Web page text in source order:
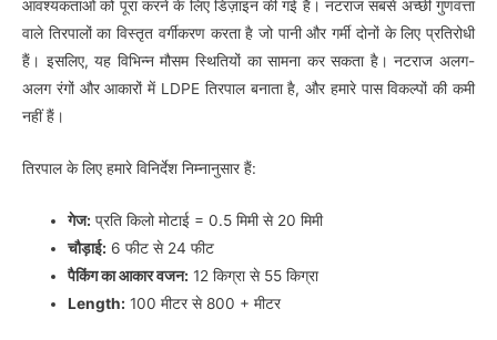
आवश्यकताओं को पूरा करने के लिए डिज़ाइन की गई हैं। नटराज सबसे अच्छी गुणवत्ता
वाले तिरपालों का विस्तृत वर्गीकरण करता है जो पानी और गर्मी दोनों के लिए प्रतिरोधी
हैं। इसलिए, यह विभिन्न मौसम स्थितियों का सामना कर सकता है। नटराज अलग-
अलग रंगों और आकारों में LDPE तिरपाल बनाता है, और हमारे पास विकल्पों की कमी
नहीं हैं।
तिरपाल के लिए हमारे विनिर्देश निम्नानुसार हैं:
गेज: प्रति किलो मोटाई = 0.5 मिमी से 20 मिमी
चौड़ाई: 6 फीट से 24 फीट
पैकिंग का आकार वजन: 12 किग्रा से 55 किग्रा
Length: 100 मीटर से 800 + मीटर